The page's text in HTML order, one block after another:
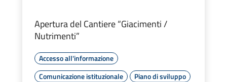
Apertura del Cantiere “Giacimenti /
Nutrimenti”
Accesso all'informazione
Comunicazione istituzionale
Piano di sviluppo